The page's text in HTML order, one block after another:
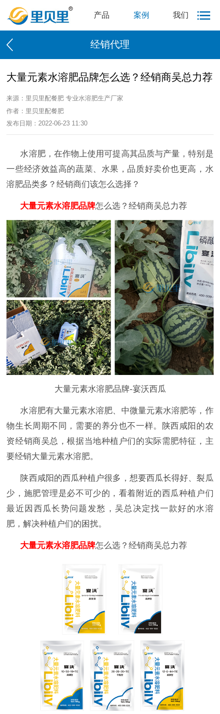
产品 案例 我们
经销代理
大量元素水溶肥品牌怎么选？经销商吴总力荐
来源：里贝里配餐肥 专业水溶肥生产厂家
作者：里贝里配餐肥
发布日期：2022-06-23 11:30
水溶肥，在作物上使用可提高其品质与产量，特别是
一些经济效益高的蔬菜、水果，品质好卖价也更高，水
溶肥品类多？经销商们该怎么选择？
大量元素水溶肥品牌怎么选？经销商吴总力荐
大量元素水溶肥品牌-宴沃西瓜
水溶肥有大量元素水溶肥、中微量元素水溶肥等，作
物生长周期不同，需要的养分也不一样。陕西咸阳的农
资经销商吴总，根据当地种植户们的实际需肥特征，主
要经销大量元素水溶肥。
陕西咸阳的西瓜种植户很多，想要西瓜长得好、裂瓜
少，施肥管理是必不可少的，看着附近的西瓜种植户们
最近因西瓜长势问题发愁，吴总决定找一款好的水溶
肥，解决种植户们的困扰。
大量元素水溶肥品牌怎么选？经销商吴总力荐